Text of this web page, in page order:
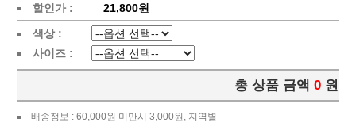
할인가 :
21,800원
색상 :
사이즈 :
총 상품 금액 0 원
배송정보 : 60,000원 미만시 3,000원, 지역별